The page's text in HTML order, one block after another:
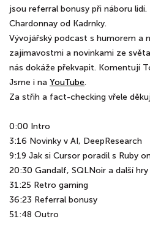
jsou referral bonusy při náboru
Chardonnay od Kadrnky.
Vývojářský podcast s humorem a
zajímavostmi a novinkami ze
nás dokáže překvapit. Komentují
Jsme i na ⁠YouTube⁠⁠.
Za střih a fact-checking vřele
0:00 Intro
3:16 Novinky v AI, DeepResearch
9:19 Jak si Cursor poradil s Ruby
20:30 Gandalf, SQLNoir a další hry
31:25 Retro gaming
36:23 Referral bonusy
51:48 Outro